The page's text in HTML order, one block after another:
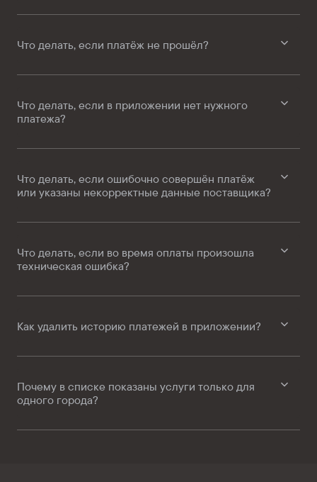
Что делать, если платёж не прошёл?
Что делать, если в приложении нет нужного
платежа?
Что делать, если ошибочно совершён платёж
или указаны некорректные данные поставщика?
Что делать, если во время оплаты произошла
техническая ошибка?
Как удалить историю платежей в приложении?
Почему в списке показаны услуги только для
одного города?